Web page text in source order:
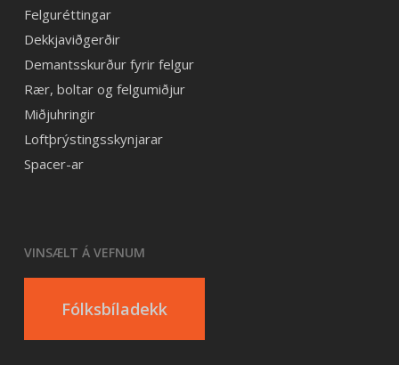
Felguréttingar
Dekkjaviðgerðir
Demantsskurður fyrir felgur
Rær, boltar og felgumiðjur
Miðjuhringir
Loftþrýstingsskynjarar
Spacer-ar
VINSÆLT Á VEFNUM
Fólksbíladekk